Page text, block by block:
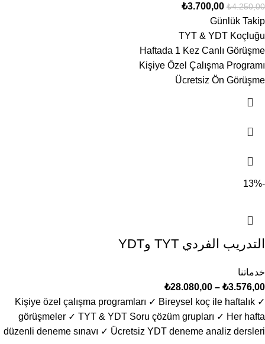
₺4.250,00
₺3.700,00
Günlük Takip
TYT & YDT Koçluğu
Haftada 1 Kez Canlı Görüşme
Kişiye Özel Çalışma Programı
Ücretsiz Ön Görüşme
-13%
التدريب الفردي TYT وYDT
خدماتنا
₺3.576,00
–
₺28.080,00
✓ Kişiye özel çalışma programları ✓ Bireysel koç ile haftalık
görüşmeler ✓ TYT & YDT Soru çözüm grupları ✓ Her hafta
düzenli deneme sınavı ✓ Ücretsiz YDT deneme analiz dersleri